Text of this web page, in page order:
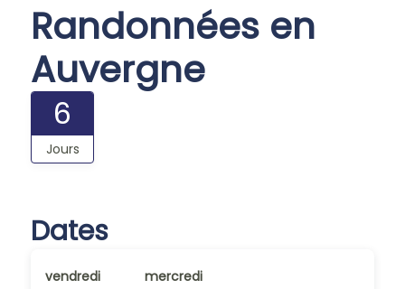
Randonnées en
Auvergne
6
Jours
Dates
vendredi mercredi